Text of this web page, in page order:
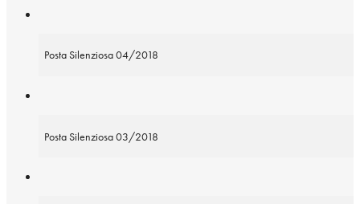
Posta Silenziosa 04/2018
Posta Silenziosa 03/2018